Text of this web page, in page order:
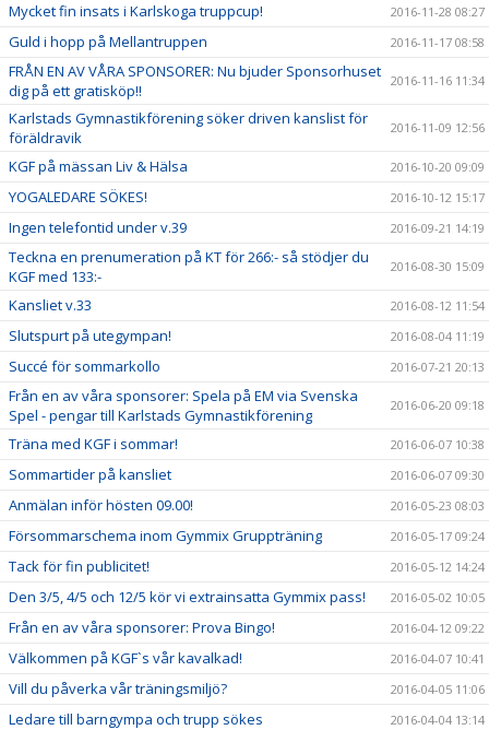
Mycket fin insats i Karlskoga truppcup! 2016-11-28 08:27
Guld i hopp på Mellantruppen 2016-11-17 08:58
FRÅN EN AV VÅRA SPONSORER: Nu bjuder Sponsorhuset
dig på ett gratisköp!!
2016-11-16 11:34
Karlstads Gymnastikförening söker driven kanslist för
föräldravik
2016-11-09 12:56
KGF på mässan Liv & Hälsa 2016-10-20 09:09
YOGALEDARE SÖKES! 2016-10-12 15:17
Ingen telefontid under v.39 2016-09-21 14:19
Teckna en prenumeration på KT för 266:- så stödjer du
KGF med 133:-
2016-08-30 15:09
Kansliet v.33 2016-08-12 11:54
Slutspurt på utegympan! 2016-08-04 11:19
Succé för sommarkollo 2016-07-21 20:13
Från en av våra sponsorer: Spela på EM via Svenska
Spel - pengar till Karlstads Gymnastikförening
2016-06-20 09:18
Träna med KGF i sommar! 2016-06-07 10:38
Sommartider på kansliet 2016-06-07 09:30
Anmälan inför hösten 09.00! 2016-05-23 08:03
Försommarschema inom Gymmix Gruppträning 2016-05-17 09:24
Tack för fin publicitet! 2016-05-12 14:24
Den 3/5, 4/5 och 12/5 kör vi extrainsatta Gymmix pass! 2016-05-02 10:05
Från en av våra sponsorer: Prova Bingo! 2016-04-12 09:22
Välkommen på KGF`s vår kavalkad! 2016-04-07 10:41
Vill du påverka vår träningsmiljö? 2016-04-05 11:06
Ledare till barngympa och trupp sökes 2016-04-04 13:14